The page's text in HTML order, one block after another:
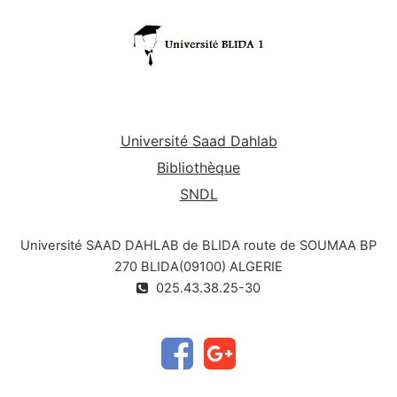
Université Saad Dahlab
Bibliothèque
SNDL
Université SAAD DAHLAB de BLIDA route de SOUMAA BP
270 BLIDA(09100) ALGERIE
025.43.38.25-30